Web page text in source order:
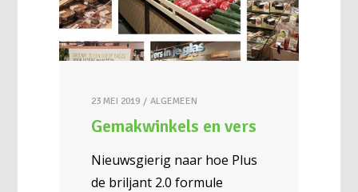
23 MEI 2019 ALGEMEEN
Gemakwinkels en vers
Nieuwsgierig naar hoe Plus
de briljant 2.0 formule